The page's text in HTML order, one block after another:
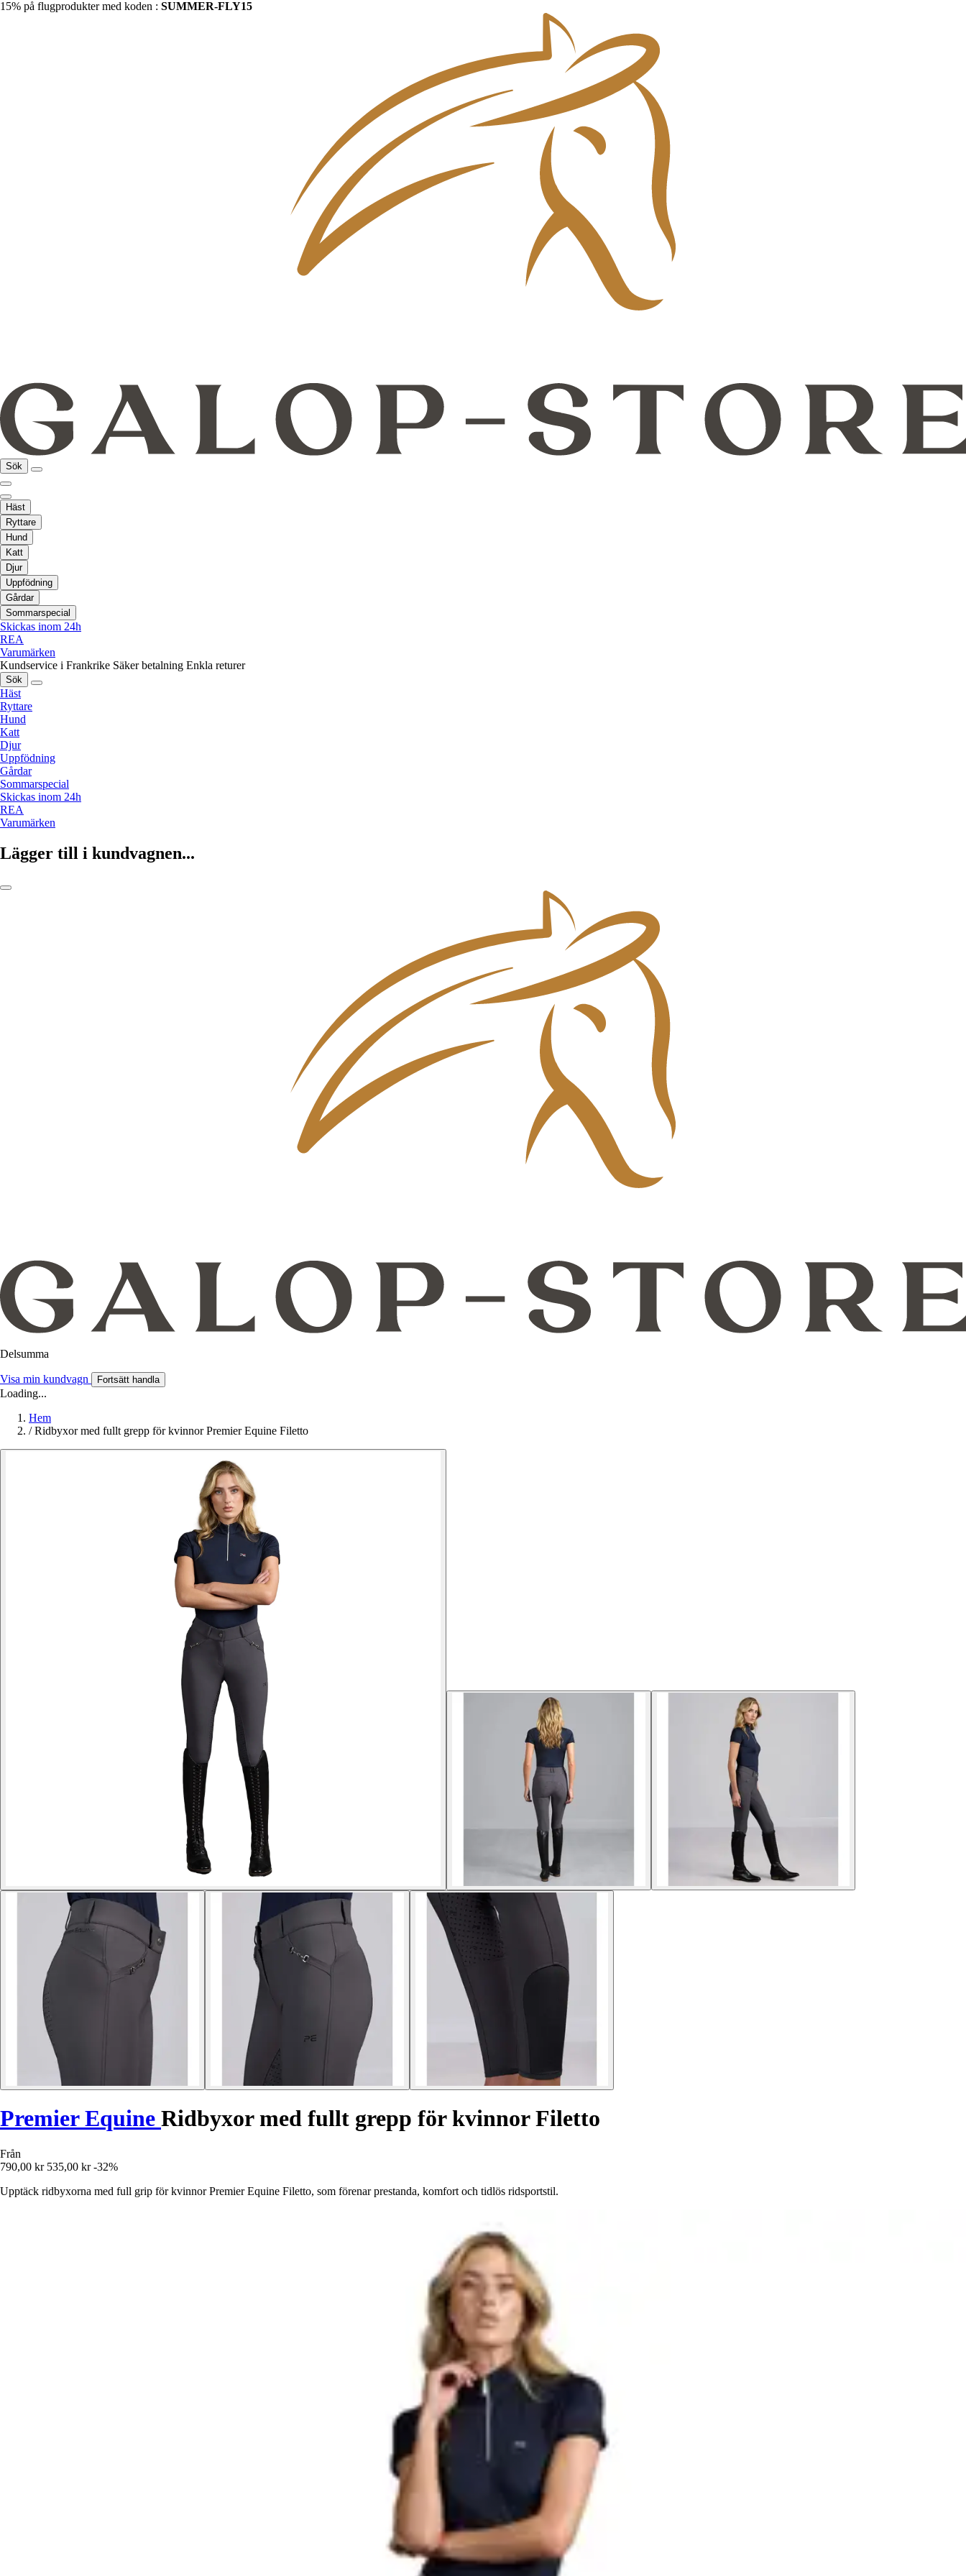
15% på flugprodukter med koden : SUMMER-FLY15
Sök
Häst
Ryttare
Hund
Katt
Djur
Uppfödning
Gårdar
Sommarspecial
Skickas inom 24h
REA
Varumärken
Kundservice i Frankrike Säker betalning Enkla returer
Sök
Häst
Ryttare
Hund
Katt
Djur
Uppfödning
Gårdar
Sommarspecial
Skickas inom 24h
REA
Varumärken
Lägger till i kundvagnen...
Delsumma
Visa min kundvagn Fortsätt handla
Loading...
Hem
/ Ridbyxor med fullt grepp för kvinnor Premier Equine Filetto
Premier Equine Ridbyxor med fullt grepp för kvinnor Filetto
Från
790,00 kr 535,00 kr -32%
Upptäck ridbyxorna med full grip för kvinnor Premier Equine Filetto, som förenar prestanda, komfort och tidlös ridsportstil.